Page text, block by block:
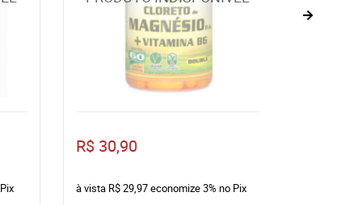
R$ 30,90
à vista R$ 29,97economize3% no Pix